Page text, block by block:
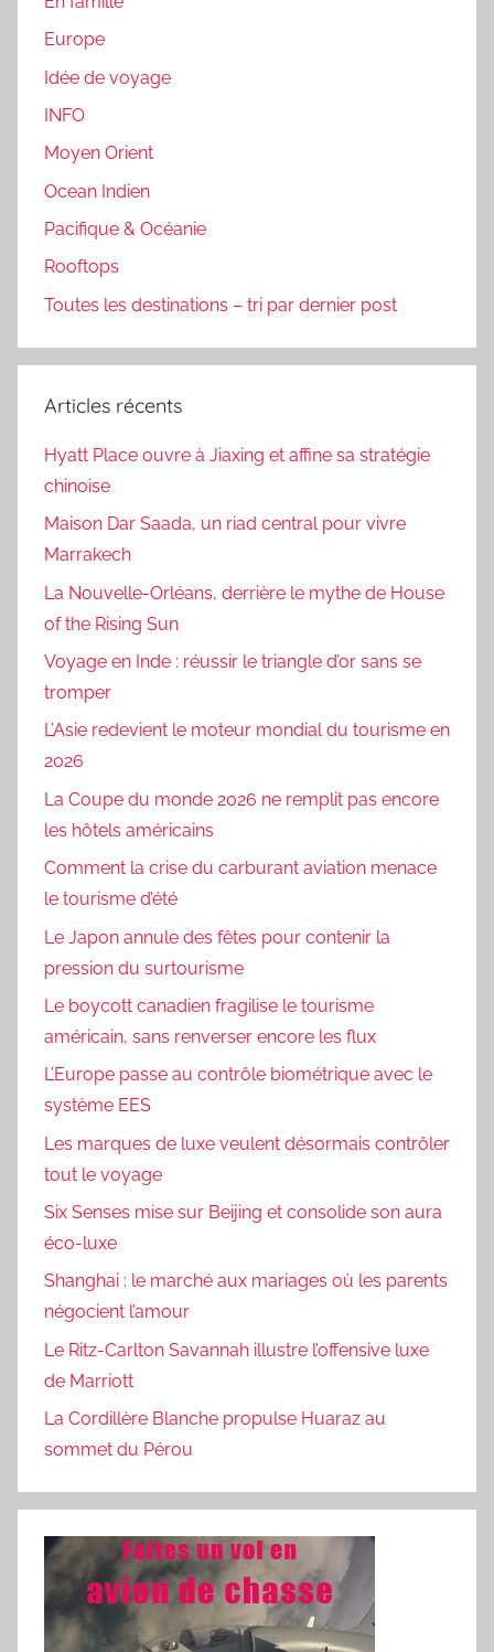
Europe
Idée de voyage
INFO
Moyen Orient
Ocean Indien
Pacifique & Océanie
Rooftops
Toutes les destinations – tri par dernier post
Articles récents
Hyatt Place ouvre à Jiaxing et affine sa stratégie
chinoise
Maison Dar Saada, un riad central pour vivre
Marrakech
La Nouvelle-Orléans, derrière le mythe de House
of the Rising Sun
Voyage en Inde : réussir le triangle d’or sans se
tromper
L’Asie redevient le moteur mondial du tourisme en
2026
La Coupe du monde 2026 ne remplit pas encore
les hôtels américains
Comment la crise du carburant aviation menace
le tourisme d’été
Le Japon annule des fêtes pour contenir la
pression du surtourisme
Le boycott canadien fragilise le tourisme
américain, sans renverser encore les flux
L’Europe passe au contrôle biométrique avec le
système EES
Les marques de luxe veulent désormais contrôler
tout le voyage
Six Senses mise sur Beijing et consolide son aura
éco-luxe
Shanghai : le marché aux mariages où les parents
négocient l’amour
Le Ritz-Carlton Savannah illustre l’offensive luxe
de Marriott
La Cordillère Blanche propulse Huaraz au
sommet du Pérou